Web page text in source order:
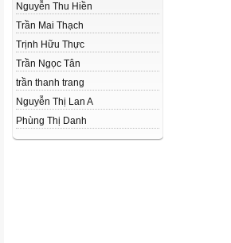
Nguyễn Thu Hiền
Trần Mai Thạch
Trịnh Hữu Thực
Trần Ngọc Tân
trần thanh trang
Nguyễn Thị Lan A
Phùng Thị Danh